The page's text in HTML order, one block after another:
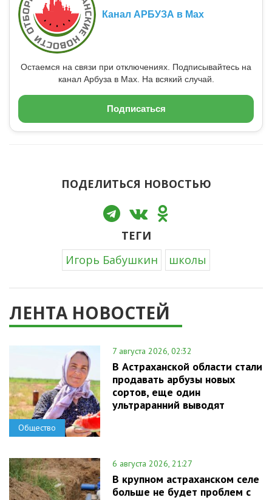
Канал АРБУЗА в Max
Остаемся на связи при отключениях. Подписывайтесь на
канал Арбуза в Max. На всякий случай.
Подписаться
ПОДЕЛИТЬСЯ НОВОСТЬЮ
ТЕГИ
Игорь Бабушкин
школы
ЛЕНТА НОВОСТЕЙ
Общество
7 августа 2026, 02:32
В Астраханской области стали
продавать арбузы новых
сортов, еще один
ультраранний выводят
6 августа 2026, 21:27
В крупном астраханском селе
больше не будет проблем с